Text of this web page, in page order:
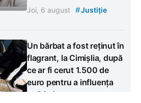
Joi, 6 august #Justiție
Un bărbat a fost reținut în
flagrant, la Cimișlia, după
ce ar fi cerut 1.500 de
euro pentru a influența
polițiști